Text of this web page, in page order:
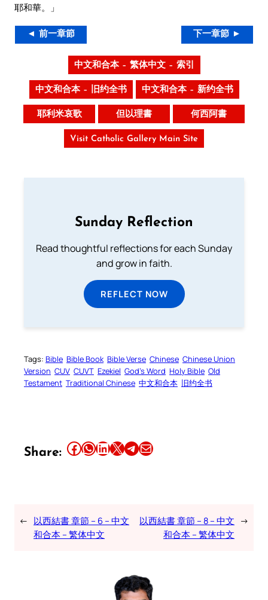
耶和華。」
◄ 前一章節 下一章節 ►
中文和合本 – 繁体中文 – 索引
中文和合本 – 旧约全书 中文和合本 – 新约全书
耶利米哀歌 但以理書 何西阿書
Visit Catholic Gallery Main Site
Sunday Reflection
Read thoughtful reflections for each Sunday
and grow in faith.
REFLECT NOW
Tags: Bible Bible Book Bible Verse Chinese Chinese Union
Version CUV CUVT Ezekiel God’s Word Holy Bible Old
Testament Traditional Chinese 中文和合本 旧约全书
Share: Share this article on Facebook Share this article on WhatsApp Share this article on LinkedIn Share this article on X Share this article on TelegramEmail this Article
← 以西結書 章節 – 6 – 中文
和合本 – 繁体中文
以西結書 章節 – 8 – 中文
和合本 – 繁体中文
→